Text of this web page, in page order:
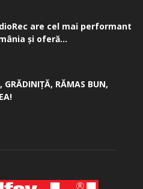
are cel mai performant
și oferă...
GRĂDINIŢĂ, ­RĂMAS BUN,